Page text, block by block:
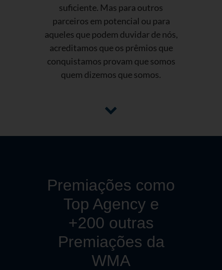
suficiente. Mas para outros
parceiros em potencial ou para
aqueles que podem duvidar de nós,
acreditamos que os prêmios que
conquistamos provam que somos
quem dizemos que somos.
Premiações como
Top Agency e
+200 outras
Premiações da
WMA